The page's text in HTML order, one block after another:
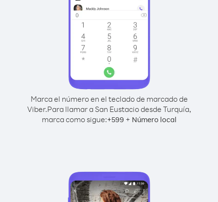
Marca el número en el teclado de marcado de
Viber.Para llamar a San Eustacio desde Turquía,
marca como sigue:+599 + Número local